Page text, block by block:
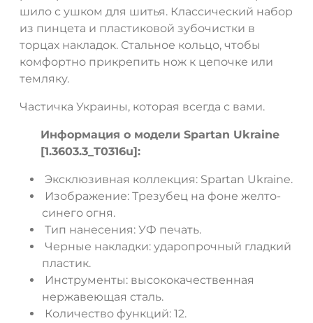
шило с ушком для шитья. Классический набор
из пинцета и пластиковой зубочистки в
торцах накладок. Стальное кольцо, чтобы
комфортно прикрепить нож к цепочке или
темляку.
Частичка Украины, которая всегда с вами.
Информация о модели Spartan Ukraine
[1.3603.3_T0316u]:
Эксклюзивная коллекция: Spartan Ukraine.
Изображение: Трезубец на фоне желто-
синего огня.
Тип нанесения: УФ печать.
Черные накладки: ударопрочный гладкий
пластик.
Инструменты: высококачественная
нержавеющая сталь.
Количество функций: 12.
ДА НЕТ